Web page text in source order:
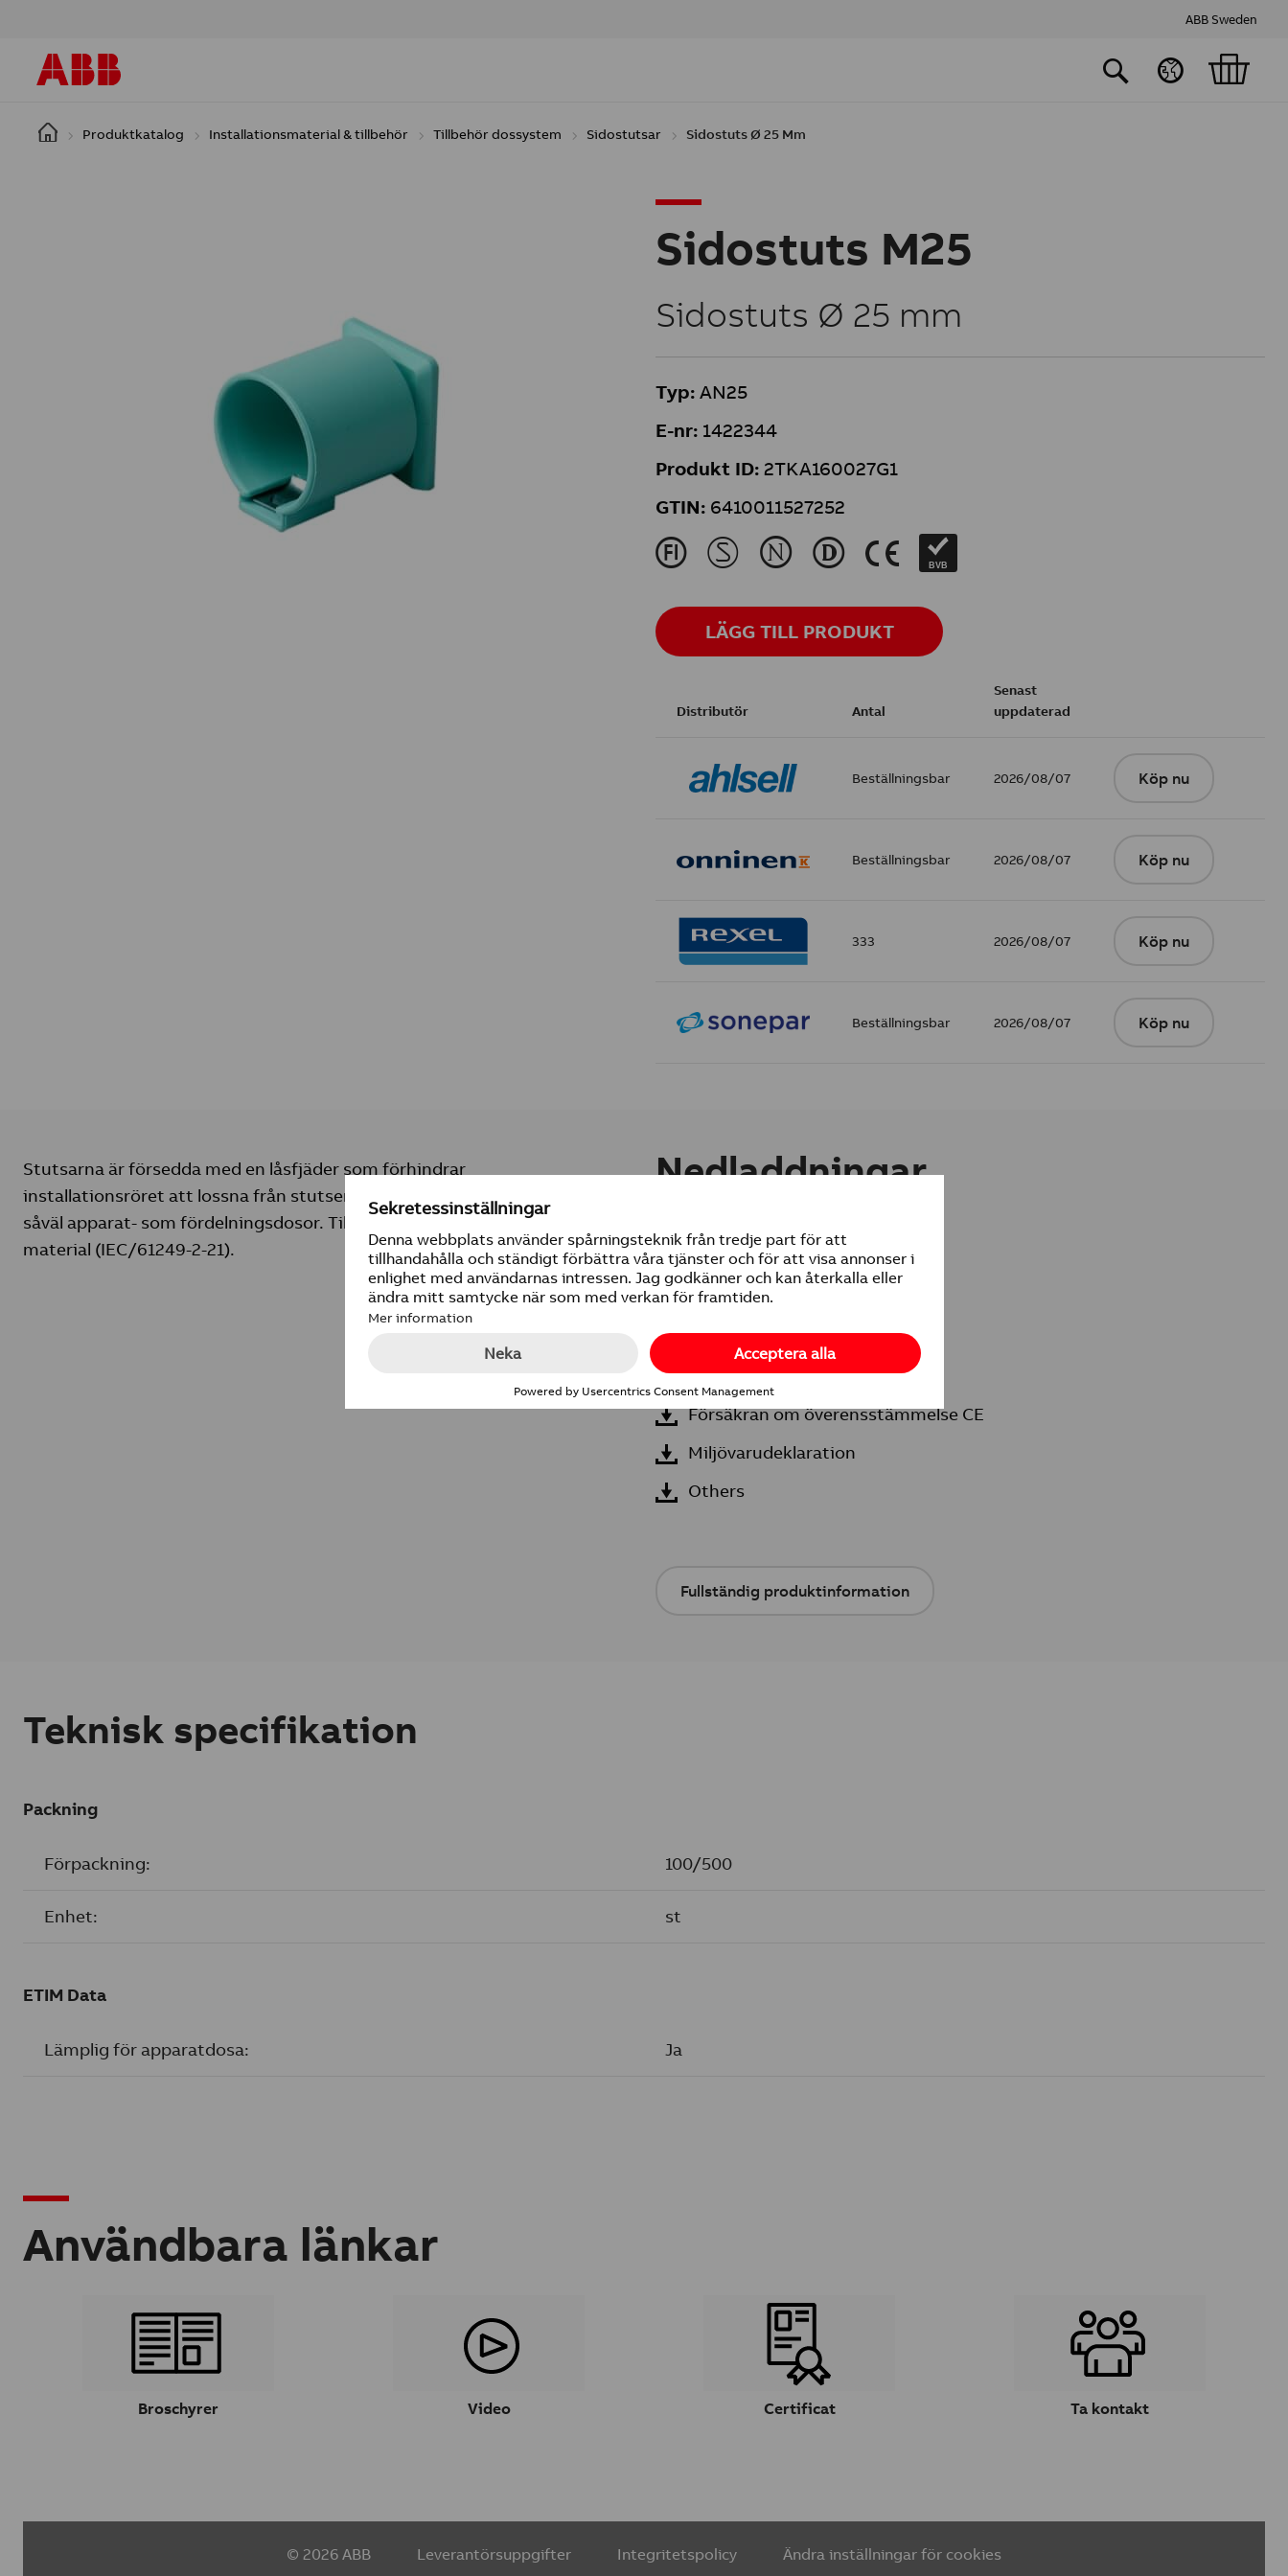
ABB Sweden
Produktkatalog Installationsmaterial & tillbehör Tillbehör dossystem Sidostutsar Sidostuts Ø 25 Mm
Sidostuts M25
Sidostuts Ø 25 mm
Typ: AN25
E-nr: 1422344
Produkt ID: 2TKA160027G1
GTIN: 6410011527252
J M N L K BVB
LÄGG TILL PRODUKT
Distributör Antal
Senast
uppdaterad
Beställningsbar 2026/08/07 Köp nu
Beställningsbar 2026/08/07 Köp nu
333 2026/08/07 Köp nu
Beställningsbar 2026/08/07 Köp nu
Stutsarna är försedda med en låsfjäder som förhindrar
installationsröret att lossna från stutsen. Stutsarna lämpar sig för
såväl apparat- som fördelningsdosor. Tillverkad av halogenfritt
material (IEC/61249-2-21).
Nedladdningar
Byggvarudeklaration (BVD)
REACH Deklaration
Måttskiss
RoHS-Deklaration
Försäkran om överensstämmelse CE
Miljövarudeklaration
Others
Fullständig produktinformation
Teknisk specifikation
Packning
Förpackning: 100/500
Enhet: st
ETIM Data
Lämplig för apparatdosa: Ja
Användbara länkar
Broschyrer Video Certificat Ta kontakt
© 2026 ABB Leverantörsuppgifter Integritetspolicy Ändra inställningar för cookies